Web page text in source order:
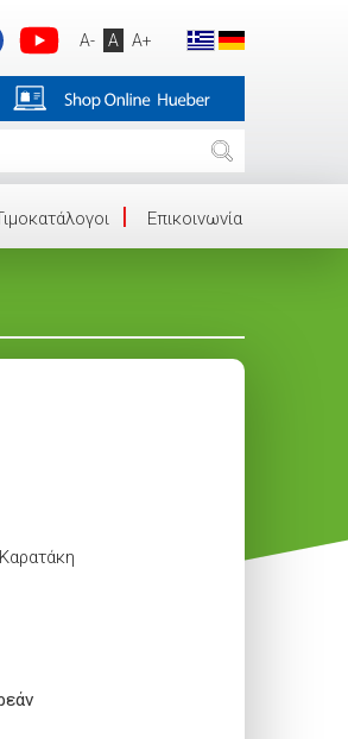
A- A A+
Επικοινωνία